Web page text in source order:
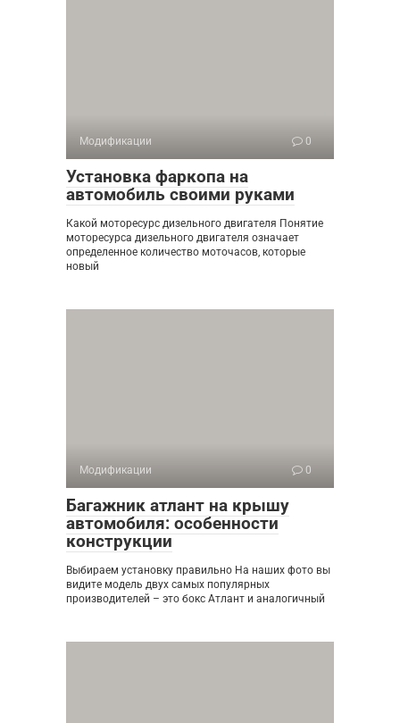
Модификации 0
Установка фаркопа на
автомобиль своими руками
Какой моторесурс дизельного двигателя Понятие
моторесурса дизельного двигателя означает
определенное количество моточасов, которые
новый
Модификации 0
Багажник атлант на крышу
автомобиля: особенности
конструкции
Выбираем установку правильно На наших фото вы
видите модель двух самых популярных
производителей – это бокс Атлант и аналогичный